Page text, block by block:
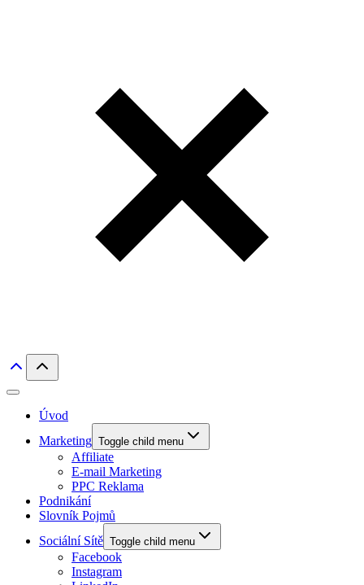
Úvod
Marketing Toggle child menu
Affiliate
E-mail Marketing
PPC Reklama
Podnikání
Slovník Pojmů
Sociální Sítě Toggle child menu
Facebook
Instagram